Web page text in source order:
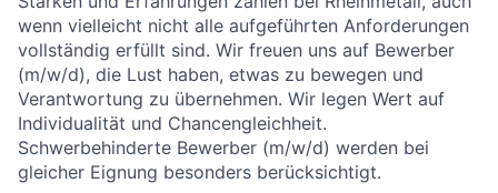
wenn vielleicht nicht alle aufgeführten Anforderungen
vollständig erfüllt sind. Wir freuen uns auf Bewerber
(m/w/d), die Lust haben, etwas zu bewegen und
Verantwortung zu übernehmen. Wir legen Wert auf
Individualität und Chancengleichheit.
Schwerbehinderte Bewerber (m/w/d) werden bei
gleicher Eignung besonders berücksichtigt.